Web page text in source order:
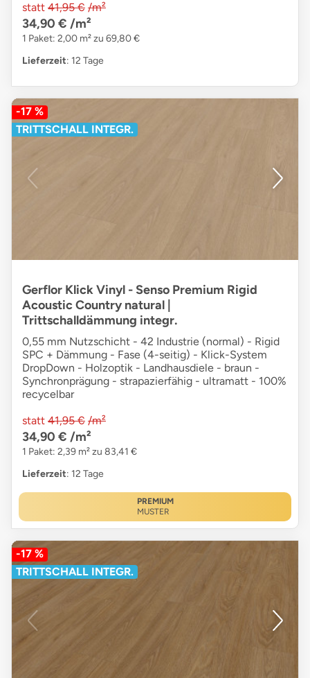
statt 41,95 € /m²
34,90 € /m²
1 Paket: 2,00 m² zu 69,80 €
Lieferzeit: 12 Tage
-17 %
TRITTSCHALL INTEGR.
Gerflor Klick Vinyl - Senso Premium Rigid
Acoustic Country natural |
Trittschalldämmung integr.
0,55 mm Nutzschicht - 42 Industrie (normal) - Rigid
SPC + Dämmung - Fase (4-seitig) - Klick-System
DropDown - Holzoptik - Landhausdiele - braun -
Synchronprägung - strapazierfähig - ultramatt - 100%
recycelbar
statt 41,95 € /m²
34,90 € /m²
1 Paket: 2,39 m² zu 83,41 €
Lieferzeit: 12 Tage
PREMIUM
MUSTER
-17 %
TRITTSCHALL INTEGR.